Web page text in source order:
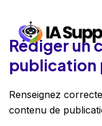
Rédiger un
publication
Renseignez
contenu de